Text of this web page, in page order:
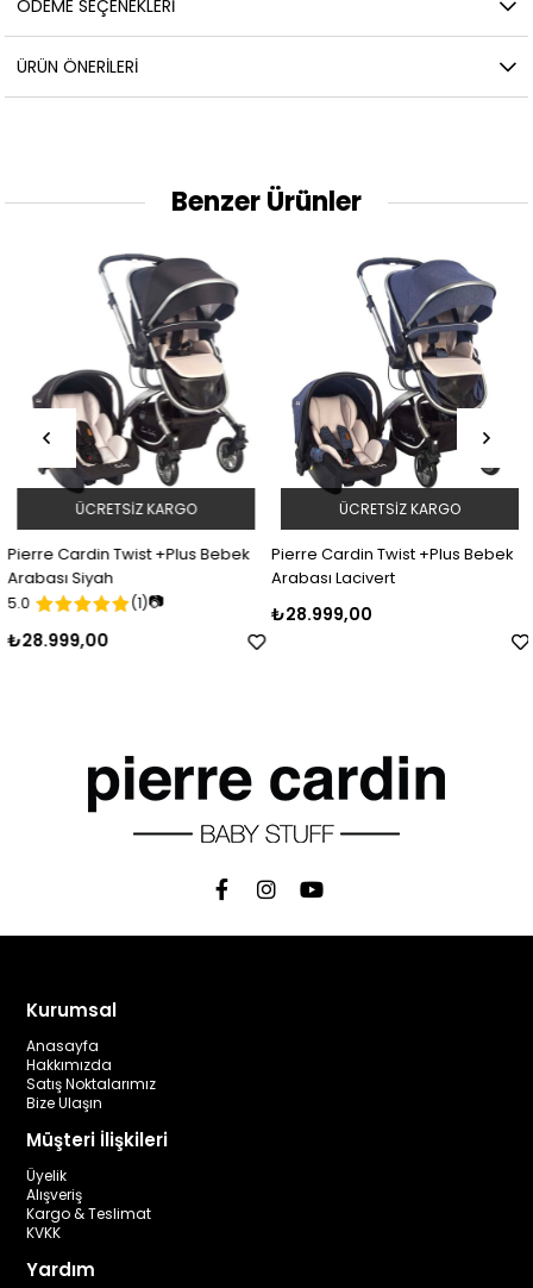
ÖDEME SEÇENEKLERI
ÜRÜN ÖNERILERI
Benzer Ürünler
Pierre Cardin Twist +Plus Bebek
Arabası Siyah
5.0 (1)📷
₺28.999,00
ÜCRETSIZ KARGO
Pierre Cardin Twist +Plus Bebek
Arabası Lacivert
₺28.999,00
ÜCRETSIZ KARGO
Kurumsal
Anasayfa
Hakkımızda
Satış Noktalarımız
Bize Ulaşın
Müşteri İlişkileri
Üyelik
Alışveriş
Kargo & Teslimat
KVKK
Yardım